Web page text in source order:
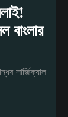
বাংলার
সার্জিক্যাল